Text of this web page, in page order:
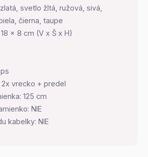
svetlo žltá, ružová, sivá,
čierna, taupe
x 8 cm (V x Š x H)
vrecko + predel
125 cm
NIE
kabelky: NIE